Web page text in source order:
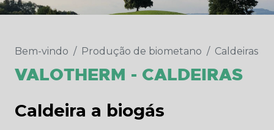
Bem-vindo Produção de biometano Caldeiras
VALOTHERM - CALDEIRAS
Caldeira a biogás